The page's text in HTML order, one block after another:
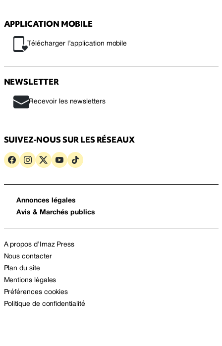
APPLICATION MOBILE
Télécharger l’application mobile
NEWSLETTER
Recevoir les newsletters
SUIVEZ-NOUS SUR LES RÉSEAUX
Annonces légales
Avis & Marchés publics
A propos d’Imaz Press
Nous contacter
Plan du site
Mentions légales
Préférences cookies
Politique de confidentialité